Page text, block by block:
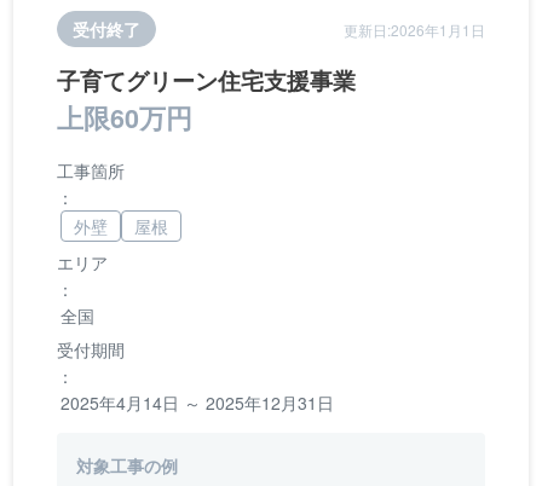
受付終了 更新日:2026年1月1日
子育てグリーン住宅支援事業
上限60万円
エリア
：
全国
受付期間
：
2025年4月14日 ～ 2025年12月31日
工事箇所
：
外壁
屋根
対象工事の例